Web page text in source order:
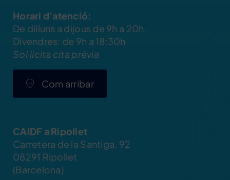
Horari d’atenció:
De dilluns a dijous de 9h a 20h.
Divendres: de 9h a 18:30h
Sol·licita cita prèvia
Com arribar
CAIDF a Ripollet
Carretera de la Santiga, 92
08291 Ripollet
(Barcelona)